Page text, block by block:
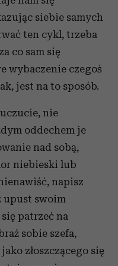
siebie samych
ten cykl, trzeba
co sam się
wybaczenie czegoś
jest na to sposób.
nie
oddechem je
nad sobą,
niebieski lub
napisz
upust swoim
patrzeć na
sobie szefa,
złoszczącego się